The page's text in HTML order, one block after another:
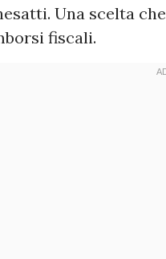
Una scelta
fiscali.